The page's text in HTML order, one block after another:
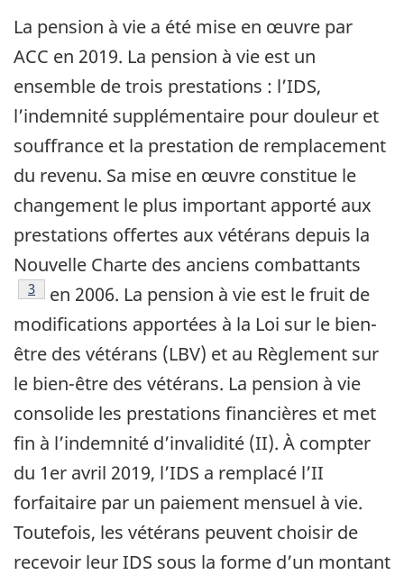
La pension à vie a été mise en œuvre par
ACC en 2019. La pension à vie est un
ensemble de trois prestations : l’IDS,
l’indemnité supplémentaire pour douleur et
souffrance et la prestation de remplacement
du revenu. Sa mise en œuvre constitue le
changement le plus important apporté aux
prestations offertes aux vétérans depuis la
Nouvelle Charte des anciens combattants
Footnote
3
en 2006. La pension à vie est le fruit de
modifications apportées à la Loi sur le bien-
être des vétérans (LBV) et au Règlement sur
le bien-être des vétérans. La pension à vie
consolide les prestations financières et met
fin à l’indemnité d’invalidité (II). À compter
du 1er avril 2019, l’IDS a remplacé l’II
forfaitaire par un paiement mensuel à vie.
Toutefois, les vétérans peuvent choisir de
recevoir leur IDS sous la forme d’un montant